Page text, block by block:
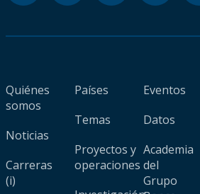
Quiénes
somos
Noticias
Carreras
(i)
Países
Temas
Proyectos y
operaciones
Eventos
Datos
Academia
del
Grupo